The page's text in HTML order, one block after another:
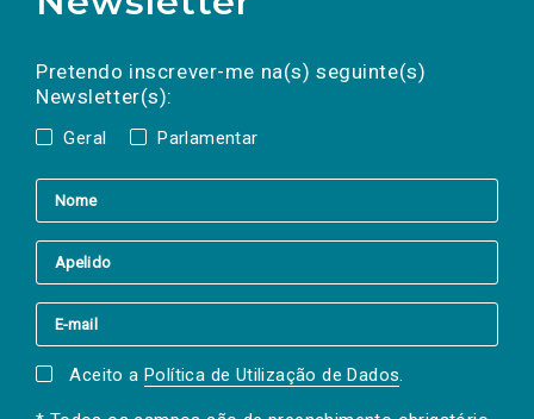
Pretendo inscrever-me na(s) seguinte(s)
Newsletter(s):
Geral Parlamentar
a(s) newsletter(s).
mail
Aceito a Política de Utilização de Dados.